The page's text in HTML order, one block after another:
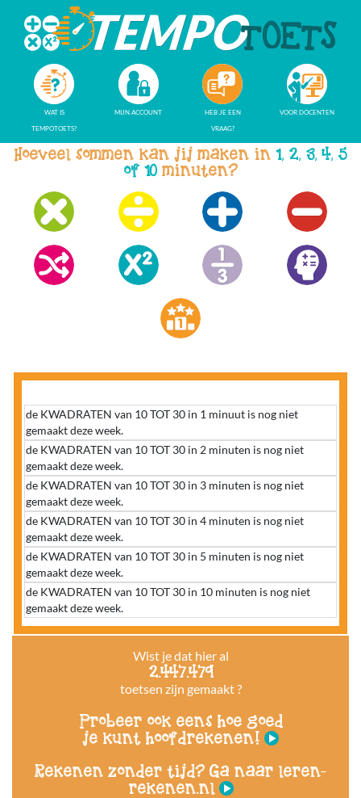
WAT IS
TEMPOTOETS?
MIJN ACCOUNT
HEB JE EEN
VRAAG?
VOOR DOCENTEN
Hoeveel sommen kan jij maken in 1, 2, 3, 4, 5
of 10 minuten?
Wist je dat hier al
2.447.479
toetsen zijn gemaakt ?
Probeer ook eens hoe goed
je kunt hoofdrekenen!
Rekenen zonder tijd? Ga naar leren-
rekenen.nl
de KWADRATEN van 10 TOT 30 in 1 minuut is nog niet
gemaakt deze week.
de KWADRATEN van 10 TOT 30 in 2 minuten is nog niet
gemaakt deze week.
de KWADRATEN van 10 TOT 30 in 3 minuten is nog niet
gemaakt deze week.
de KWADRATEN van 10 TOT 30 in 4 minuten is nog niet
gemaakt deze week.
de KWADRATEN van 10 TOT 30 in 5 minuten is nog niet
gemaakt deze week.
de KWADRATEN van 10 TOT 30 in 10 minuten is nog niet
gemaakt deze week.